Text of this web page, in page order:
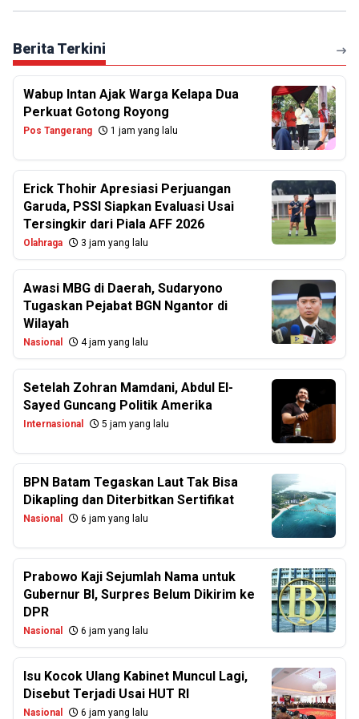
Berita Terkini
Wabup Intan Ajak Warga Kelapa Dua
Perkuat Gotong Royong
Pos Tangerang 1 jam yang lalu
Erick Thohir Apresiasi Perjuangan
Garuda, PSSI Siapkan Evaluasi Usai
Tersingkir dari Piala AFF 2026
Olahraga 3 jam yang lalu
Awasi MBG di Daerah, Sudaryono
Tugaskan Pejabat BGN Ngantor di
Wilayah
Nasional 4 jam yang lalu
Setelah Zohran Mamdani, Abdul El-
Sayed Guncang Politik Amerika
Internasional 5 jam yang lalu
BPN Batam Tegaskan Laut Tak Bisa
Dikapling dan Diterbitkan Sertifikat
Nasional 6 jam yang lalu
Prabowo Kaji Sejumlah Nama untuk
Gubernur BI, Surpres Belum Dikirim ke
DPR
Nasional 6 jam yang lalu
Isu Kocok Ulang Kabinet Muncul Lagi,
Disebut Terjadi Usai HUT RI
Nasional 6 jam yang lalu